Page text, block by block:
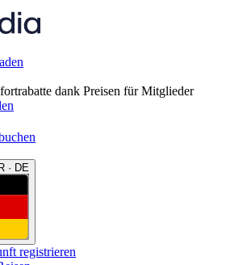
dank Preisen für Mitglieder
· DE
registrieren